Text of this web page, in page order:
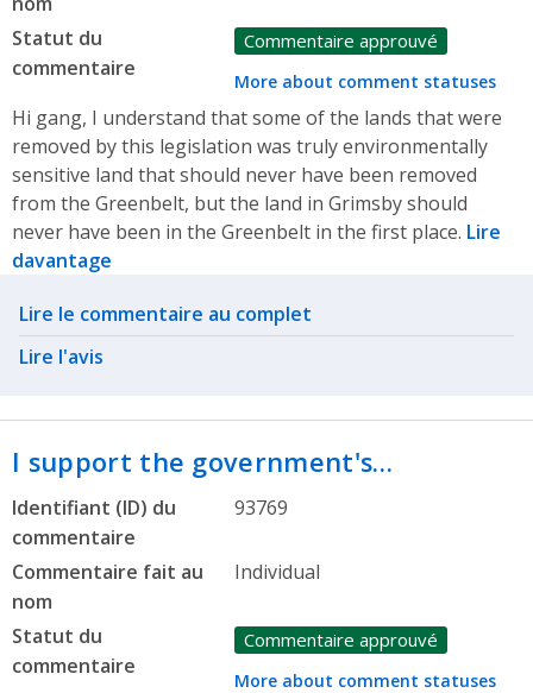
Statut du
commentaire
Commentaire approuvé
More about comment statuses
Hi gang, I understand that some of the lands that were
removed by this legislation was truly environmentally
sensitive land that should never have been removed
from the Greenbelt, but the land in Grimsby should
never have been in the Greenbelt in the first place. Lire
davantage
Related actions
Lire le commentaire au complet
Lire l'avis
I support the government's…
Identifiant (ID) du
commentaire
93769
Commentaire fait au
nom
Individual
Statut du
commentaire
Commentaire approuvé
More about comment statuses